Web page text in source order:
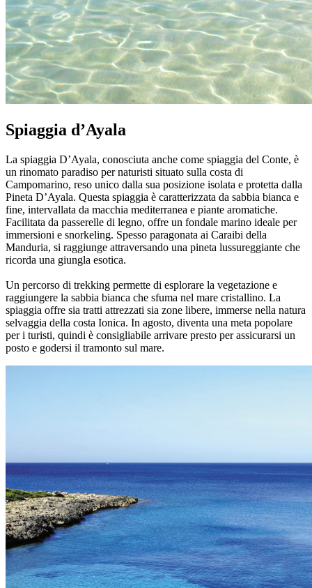
Spiaggia d’Ayala
La spiaggia D’Ayala, conosciuta anche come spiaggia del Conte, è
un rinomato paradiso per naturisti situato sulla costa di
Campomarino, reso unico dalla sua posizione isolata e protetta dalla
Pineta D’Ayala. Questa spiaggia è caratterizzata da sabbia bianca e
fine, intervallata da macchia mediterranea e piante aromatiche.
Facilitata da passerelle di legno, offre un fondale marino ideale per
immersioni e snorkeling. Spesso paragonata ai Caraibi della
Manduria, si raggiunge attraversando una pineta lussureggiante che
ricorda una giungla esotica.
Un percorso di trekking permette di esplorare la vegetazione e
raggiungere la sabbia bianca che sfuma nel mare cristallino. La
spiaggia offre sia tratti attrezzati sia zone libere, immerse nella natura
selvaggia della costa Ionica. In agosto, diventa una meta popolare
per i turisti, quindi è consigliabile arrivare presto per assicurarsi un
posto e godersi il tramonto sul mare.